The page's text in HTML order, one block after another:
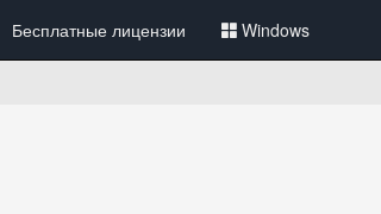
Бесплатные лицензии Windows